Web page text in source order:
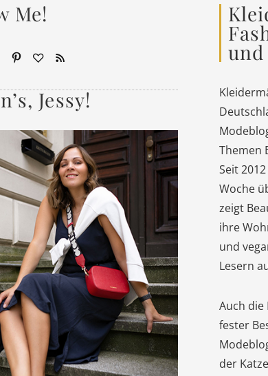
Me!
Jessy!
Themen
Seit
Woche
zeigt
ihre
und
Lesern
Auch die
fester
der